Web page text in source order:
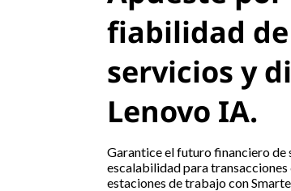
fiabilidad
servicios y
Lenovo IA.
Garantice el futuro financiero de
escalabilidad para
estaciones de trabajo con